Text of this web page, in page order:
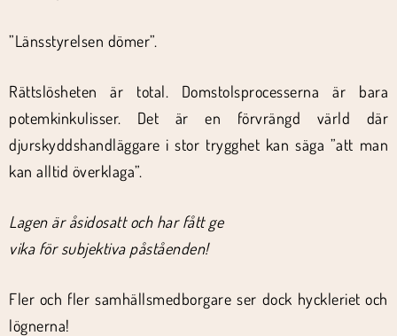
”Länsstyrelsen dömer”.
Rättslösheten är total. Domstolsprocesserna är bara
potemkinkulisser. Det är en förvrängd värld där
djurskyddshandläggare i stor trygghet kan säga ”att man
kan alltid överklaga”.
Lagen är åsidosatt och har fått ge
vika för subjektiva påståenden!
Fler och fler samhällsmedborgare ser dock hyckleriet och
lögnerna!